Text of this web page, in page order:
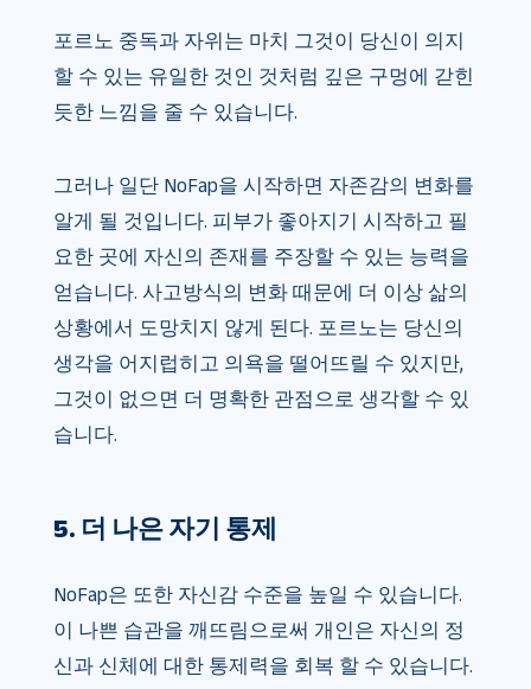
포르노 중독과 자위는 마치 그것이 당신이 의지
할 수 있는 유일한 것인 것처럼 깊은 구멍에 갇힌
듯한 느낌을 줄 수 있습니다.
그러나 일단 NoFap을 시작하면 자존감의 변화를
알게 될 것입니다. 피부가 좋아지기 시작하고 필
요한 곳에 자신의 존재를 주장할 수 있는 능력을
얻습니다. 사고방식의 변화 때문에 더 이상 삶의
상황에서 도망치지 않게 된다. 포르노는 당신의
생각을 어지럽히고 의욕을 떨어뜨릴 수 있지만,
그것이 없으면 더 명확한 관점으로 생각할 수 있
습니다.
5. 더 나은 자기 통제
NoFap은 또한 자신감 수준을 높일 수 있습니다.
이 나쁜 습관을 깨뜨림으로써 개인은 자신의 정
신과 신체에 대한 통제력을 회복 할 수 있습니다.